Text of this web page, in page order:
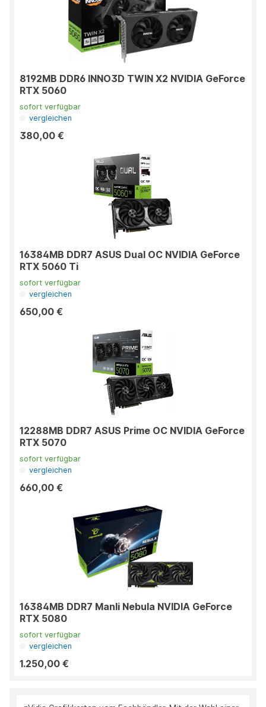
8192MB DDR6 INNO3D TWIN X2 NVIDIA GeForce
RTX 5060
sofort verfügbar
vergleichen
380,00 €
16384MB DDR7 ASUS Dual OC NVIDIA GeForce
RTX 5060 Ti
sofort verfügbar
vergleichen
650,00 €
12288MB DDR7 ASUS Prime OC NVIDIA GeForce
RTX 5070
sofort verfügbar
vergleichen
660,00 €
16384MB DDR7 Manli Nebula NVIDIA GeForce
RTX 5080
sofort verfügbar
vergleichen
1.250,00 €